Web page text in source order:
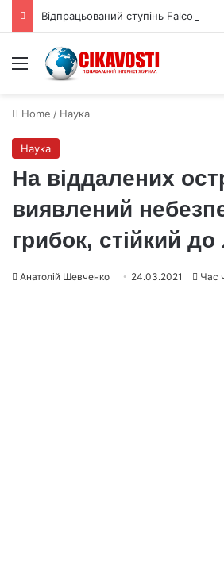
Menu
Home / Наука
Наука
На віддалених
виявлений
грибок, стійкий до
Анатолій Шевченко 24.03.2021 Час